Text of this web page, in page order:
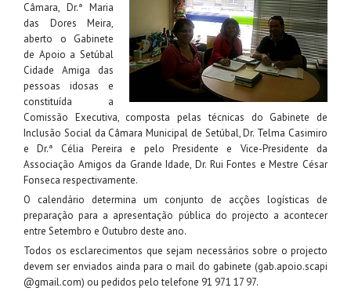
Câmara, Dr.ª Maria
das Dores Meira,
aberto o Gabinete
de Apoio a Setúbal
Cidade Amiga das
pessoas idosas e
constituída a
Comissão Executiva, composta pelas técnicas do Gabinete de
Inclusão Social da Câmara Municipal de Setúbal, Dr. Telma Casimiro
e Dr.ª Célia Pereira e pelo Presidente e Vice-Presidente da
Associação Amigos da Grande Idade, Dr. Rui Fontes e Mestre César
Fonseca respectivamente.
O calendário determina um conjunto de acções logísticas de
preparação para a apresentação pública do projecto a acontecer
entre Setembro e Outubro deste ano.
Todos os esclarecimentos que sejam necessários sobre o projecto
devem ser enviados ainda para o mail do gabinete (gab.apoio.scapi
@gmail.com) ou pedidos pelo telefone 91 971 17 97.